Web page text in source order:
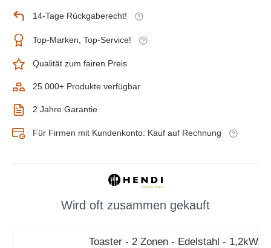
14-Tage Rückgaberecht!
Top-Marken, Top-Service!
Qualität zum fairen Preis
25.000+ Produkte verfügbar
2 Jahre Garantie
Für Firmen mit Kundenkonto: Kauf auf Rechnung
Wird oft zusammen gekauft
Toaster - 2 Zonen - Edelstahl - 1,2kW